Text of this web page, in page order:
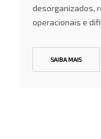
desorganizados,
operacionais e
SAIBA MAIS